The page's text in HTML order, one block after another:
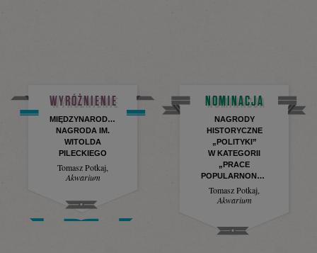
WYRÓŻNIENIE
MIĘDZYNARODOWA
NAGRODA IM.
WITOLDA
PILECKIEGO
Tomasz Potkaj,
Akwarium
NOMINACJA
NAGRODY
HISTORYCZNE
„POLITYKI”
W KATEGORII
„PRACE
POPULARNONAUKOWE”
Tomasz Potkaj,
Akwarium